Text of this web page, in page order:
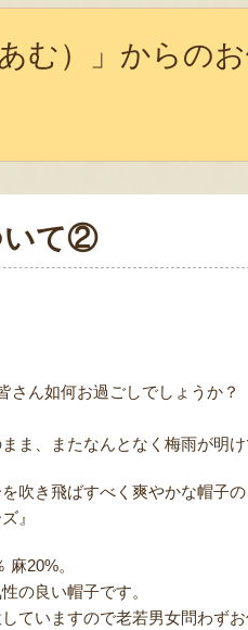
む）」からのお
いて②
さん如何お過ごしでしょうか？
ま、またなんとなく梅雨が明
吹き飛ばすべく爽やかな帽子の
』
20%。
の良い帽子です。
ていますので老若男女問わずお